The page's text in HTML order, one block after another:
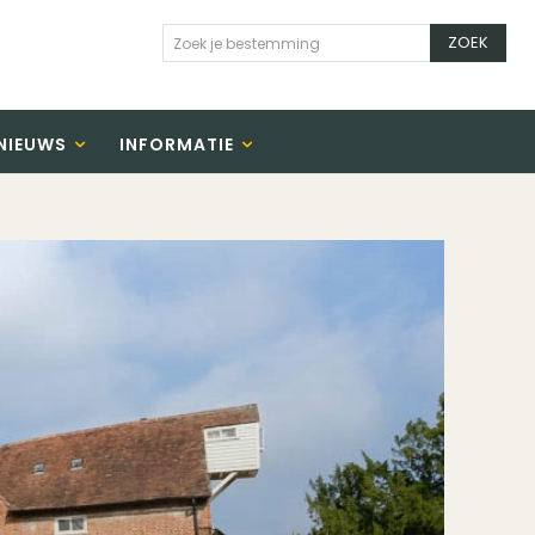
Zoek je bestemming ZOEK
INFORMATIE